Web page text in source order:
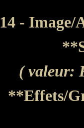
14 - Image/
( valeur:
**Effets/